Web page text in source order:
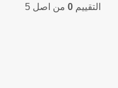
التقييم0 من اصل 5